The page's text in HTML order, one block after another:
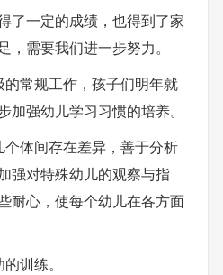
了一定的成绩，也得到了家
需要我们进一步努力。
常规工作，孩子们明年就
强幼儿学习习惯的培养。
体间存在差异，善于分析
强对特殊幼儿的观察与指
耐心，使每个幼儿在各方面
训练。